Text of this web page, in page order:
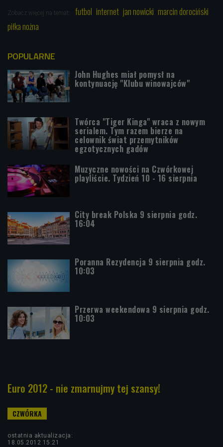
Zobacz więcej na temat: futbol internet jan nowicki marcin dorociński
piłka nożna
POPULARNE
John Hughes miał pomysł na
kontynuację "Klubu winowajców"
Twórca "Tiger Kinga" wraca z nowym
serialem. Tym razem bierze na
celownik świat przemytników
egzotycznych gadów
Muzyczne nowości na Czwórkowej
playliście. Tydzień 10 - 16 sierpnia
City break Polska 9 sierpnia godz.
16:04
Poranna Rezydencja 9 sierpnia godz.
10:03
Przerwa weekendowa 9 sierpnia godz.
10:03
Euro 2012 - nie zmarnujmy tej szansy!
ostatnia aktualizacja:
18.05.2012 15:21